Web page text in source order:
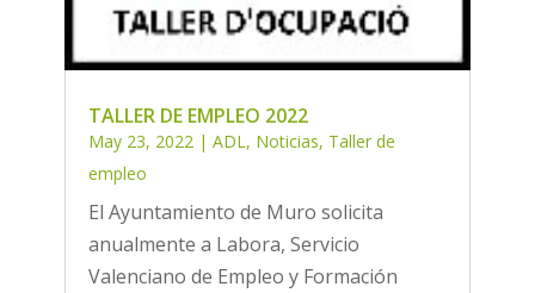
TALLER DE EMPLEO 2022
May 23, 2022 | ADL , Noticias, Taller de
empleo
El Ayuntamiento de Muro solicita
anualmente a Labora, Servicio
Valenciano de Empleo y Formación